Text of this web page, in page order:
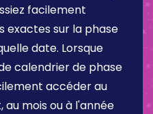
facilement
exactes sur la phase
date. Lorsque
calendrier de phase
accéder au
mois ou à l'année